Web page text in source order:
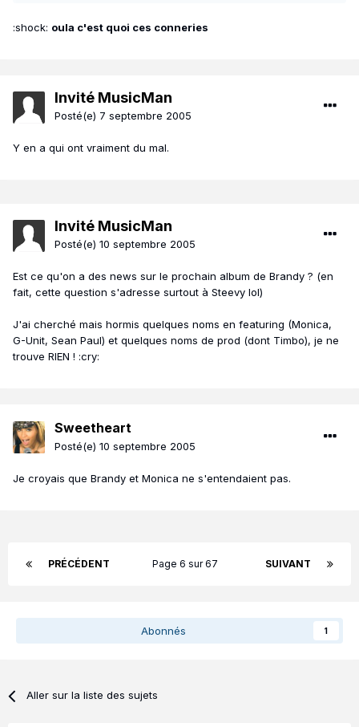
:shock: oula c'est quoi ces conneries
Invité MusicMan
Posté(e) 7 septembre 2005
Y en a qui ont vraiment du mal.
Invité MusicMan
Posté(e) 10 septembre 2005
Est ce qu'on a des news sur le prochain album de Brandy ? (en
fait, cette question s'adresse surtout à Steevy lol)
J'ai cherché mais hormis quelques noms en featuring (Monica,
G-Unit, Sean Paul) et quelques noms de prod (dont Timbo), je ne
trouve RIEN ! :cry:
Sweetheart
Posté(e) 10 septembre 2005
Je croyais que Brandy et Monica ne s'entendaient pas.
PRÉCÉDENT SUIVANT
Page 6 sur 67
Abonnés 1
Aller sur la liste des sujets